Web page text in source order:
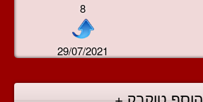
8
29/07/2021